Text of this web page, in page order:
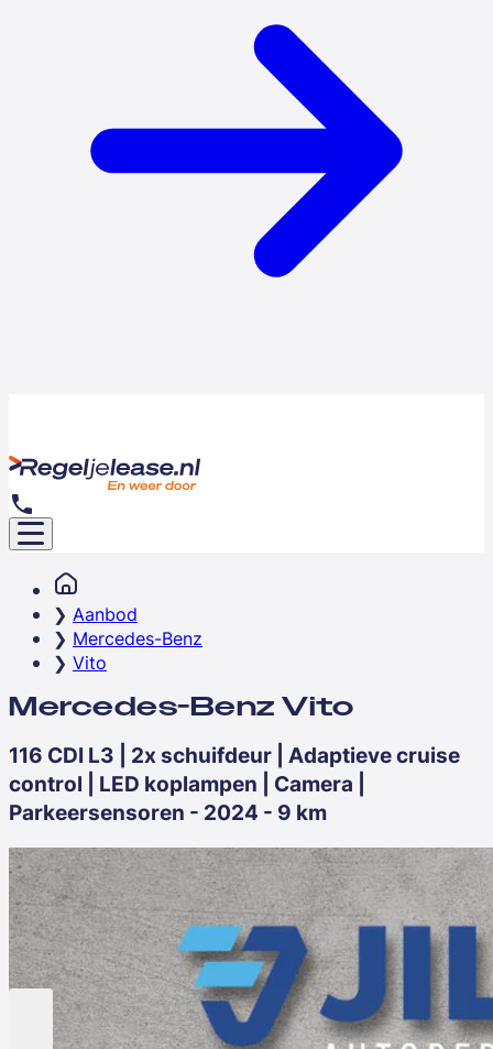
Aanbod
Mercedes-Benz
Vito
Mercedes-Benz Vito
116 CDI L3 | 2x schuifdeur | Adaptieve cruise
control | LED koplampen | Camera |
Parkeersensoren - 2024 - 9 km